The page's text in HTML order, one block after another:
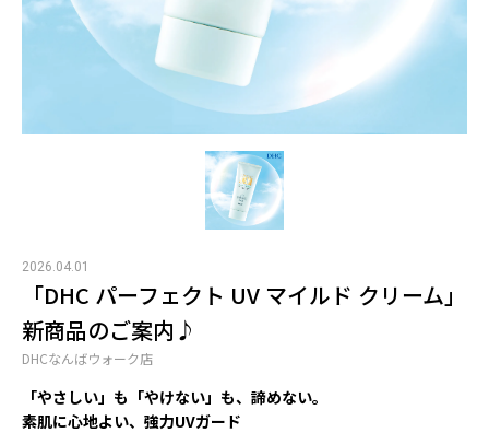
2026.04.01
「DHC パーフェクト UV マイルド クリーム」
新商品のご案内♪
DHCなんばウォーク店
「やさしい」も「やけない」も、諦めない。
素肌に心地よい、強力UVガード